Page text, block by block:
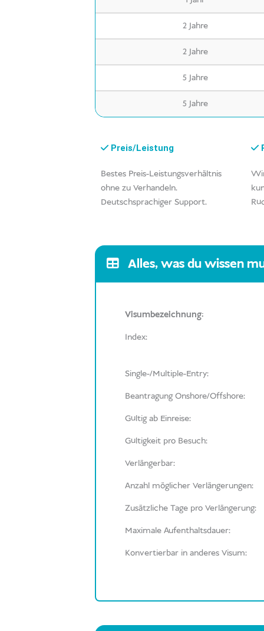
2 Jahre
2 Jahre
5 Jahre
5 Jahre
Preis/Leistung
Bestes Preis-Leistungsverhältnis
ohne zu Verhandeln.
Deutschsprachiger Support.
Alles, was du wissen
Visumbezeichnung:
Index:
Single-/Multiple-Entry:
Beantragung Onshore/Offshore:
Gültig ab Einreise:
Gültigkeit pro Besuch:
Verlängerbar:
Anzahl möglicher Verlängerungen:
Zusätzliche Tage pro Verlängerung:
Maximale Aufenthaltsdauer:
Konvertierbar in anderes Visum: